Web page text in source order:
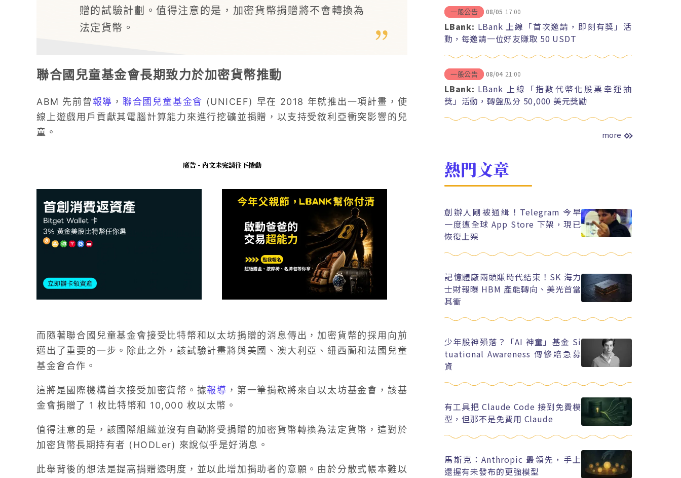
贈的試驗計劃。值得注意的是，加密貨幣捐贈將不會轉換為
法定貨幣。
聯合國兒童基金會長期致力於加密貨幣推動
ABM 先前曾報導 ， 聯合國兒童基金會 (UNICEF) 早在 2018 年就推出一項計畫，使
線上遊戲用戶貢獻其電腦計算能力來進行挖礦並捐贈，以支持受敘利亞衝突影響的兒
童。
廣告 - 內文未完請往下捲動
而隨著聯合國兒童基金會接受比特幣和以太坊捐贈的消息傳出，加密貨幣的採用向前
邁出了重要的一步。除此之外，該試驗計畫將與美國、澳大利亞、紐西蘭和法國兒童
基金會合作。
這將是國際機構首次接受加密貨幣。據報導 ，第一筆捐款將來自以太坊基金會，該基
金會捐贈了 1 枚比特幣和 10,000 枚以太幣。
值得注意的是，該國際組織並沒有自動將受捐贈的加密貨幣轉換為法定貨幣，這對於
加密貨幣長期持有者 (HODLer) 來說似乎是好消息。
此舉背後的想法是提高捐贈透明度，並以此增加捐助者的意願。由於分散式帳本難以
一般公告 08/05 17:00
LBank: LBank 上線「首次邀請，即刻有獎」活
動，每邀請一位好友賺取 50 USDT
一般公告 08/04 21:00
LBank: LBank 上線「指數代幣化股票幸運抽
獎」活動，轉盤瓜分 50,000 美元獎勵
more
熱門文章
創辦人剛被通緝！Telegram 今早
一度遭全球 App Store 下架，現已
恢復上架
記憶體廠兩頭賺時代結束！SK 海力
士財報曝 HBM 產能轉向、美光首當
其衝
少年股神殞落？「AI 神童」基金 Si
tuational Awareness 傳慘賠急募
資
有工具把 Claude Code 接到免費模
型，但那不是免費用 Claude
馬斯克：Anthropic 最領先，手上
還握有未發布的更強模型